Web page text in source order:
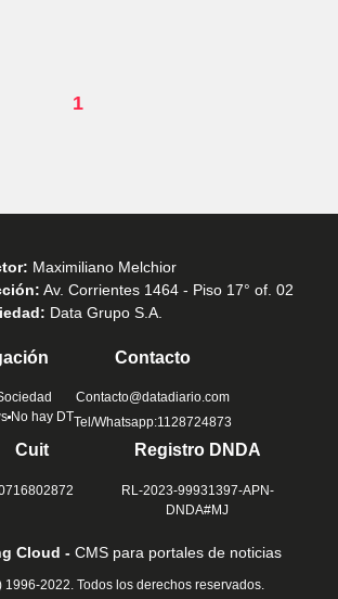
1
Maximiliano Melchior
Av. Corrientes 1464 - Piso 17° of. 02
Data Grupo S.A.
No hay DT
Contacto
Contacto@datadiario.com
Tel/Whatsapp:1128724873
Cuit Registro DNDA
RL-2023-99931397-APN-
DNDA#MJ
Cloud -CMS para portales de noticias
1996-2022. Todos los derechos reservados.